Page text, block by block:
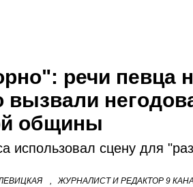
речи певца
вызвали
общины
использовал сцену для
, ЖУРНАЛИСТ И РЕДАКТОР 9